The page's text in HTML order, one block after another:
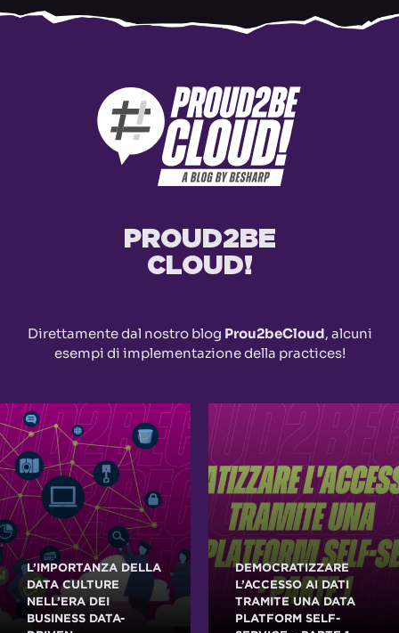
PROUD2BE
CLOUD!
Direttamente dal nostro blog Prou2beCloud, alcuni
esempi di implementazione della practices!
L’IMPORTANZA DELLA
DATA CULTURE
NELL’ERA DEI
BUSINESS DATA-
DEMOCRATIZZARE
L’ACCESSO AI DATI
TRAMITE UNA DATA
PLATFORM SELF-